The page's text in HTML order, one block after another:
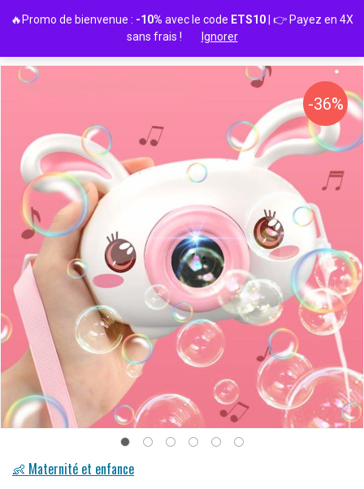
-36%
👶 Maternité et enfance
🔥Promo de bienvenue : -10% avec le code ETS10 | 👉 Payez en 4X
sans frais !
Ignorer